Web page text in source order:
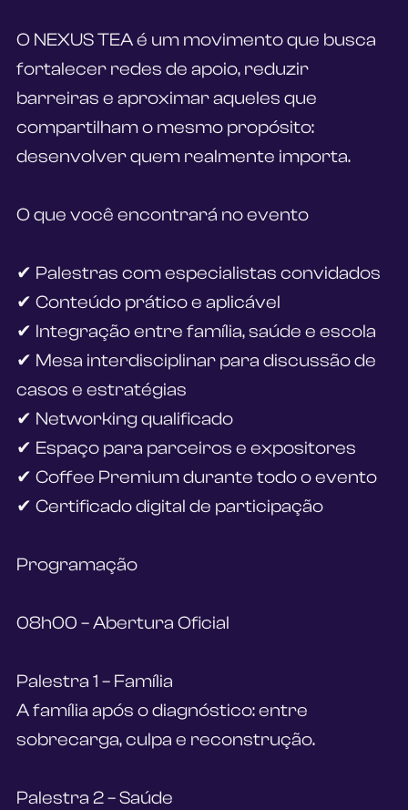
O NEXUS TEA é um movimento que busca
fortalecer redes de apoio, reduzir
barreiras e aproximar aqueles que
compartilham o mesmo propósito:
desenvolver quem realmente importa.
O que você encontrará no evento
✔ Palestras com especialistas convidados
✔ Conteúdo prático e aplicável
✔ Integração entre família, saúde e escola
✔ Mesa interdisciplinar para discussão de
casos e estratégias
✔ Networking qualificado
✔ Espaço para parceiros e expositores
✔ Coffee Premium durante todo o evento
✔ Certificado digital de participação
Programação
08h00 – Abertura Oficial
Palestra 1 – Família
A família após o diagnóstico: entre
sobrecarga, culpa e reconstrução.
Palestra 2 – Saúde